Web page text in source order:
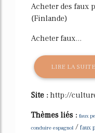
Acheter des faux
(Finlande)
Acheter faux...
LIRE LA SUITE
Site : http://
Thèmes liés : faux
conduire espagnol / faux